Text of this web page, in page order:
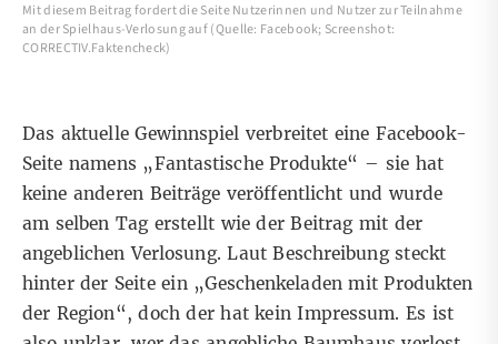
Mit diesem Beitrag fordert die Seite Nutzerinnen und Nutzer zur Teilnahme
an der Spielhaus-Verlosung auf (Quelle: Facebook; Screenshot:
CORRECTIV.Faktencheck)
Das aktuelle Gewinnspiel verbreitet eine Facebook-
Seite namens „Fantastische Produkte“ – sie hat
keine anderen Beiträge veröffentlicht und wurde
am selben Tag erstellt wie der Beitrag mit der
angeblichen Verlosung. Laut Beschreibung steckt
hinter der Seite ein „Geschenkeladen mit Produkten
der Region“, doch der hat kein Impressum. Es ist